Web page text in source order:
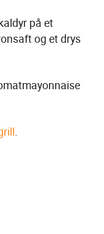
på et
og et drys